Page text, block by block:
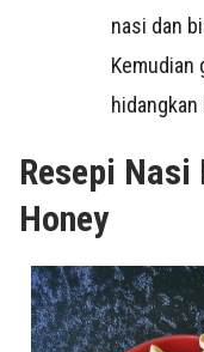
nasi dan
Kemudian
Resepi Nasi
Honey